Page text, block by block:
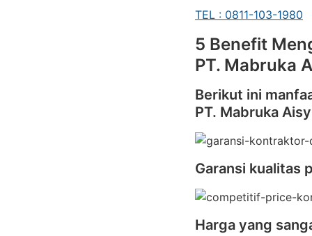
TEL : 0811-103-1980
5 Benefit
PT. Mabruka
Berikut ini
PT. Mabruka
Garansi kualitas
Harga yang